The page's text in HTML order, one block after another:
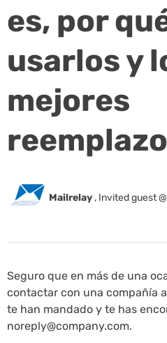
es, por
usarlos y
mejores
Mailrelay , Invited guest
Seguro que en más de una
contactar con una compañía
te han mandado y te has
noreply@company.com.